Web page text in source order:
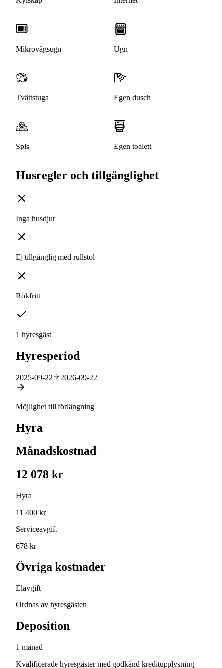
Mikrovågsugn Ugn
Tvättstuga Egen dusch
Spis Egen toalett
Husregler och tillgänglighet
Inga husdjur
Ej tillgänglig med rullstol
Rökfritt
1 hyresgäst
Hyresperiod
2025-09-22 2026-09-22
Möjlighet till förlängning
Hyra
Månadskostnad
12 078 kr
Hyra
11 400 kr
Serviceavgift
678 kr
Övriga kostnader
Elavgift
Ordnas av hyresgästen
Deposition
1 månad
Kvalificerade hyresgäster med godkänd kreditupplysning